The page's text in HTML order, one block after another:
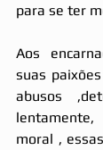
para se ter
Aos
suas
abusos
moral ,